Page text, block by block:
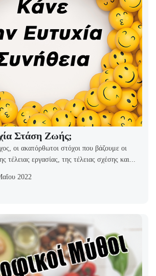
Στάση Ζωής;
οι ακατόρθωτοι στόχοι που βάζουμε οι
τέλειας εργασίας, της τέλειας σχέσης και...
2022